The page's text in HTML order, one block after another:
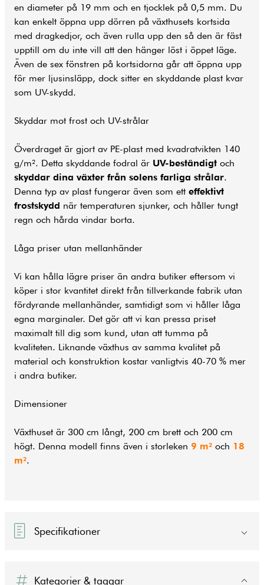
en diameter på 19 mm och en tjocklek på 0,5 mm. Du
kan enkelt öppna upp dörren på växthusets kortsida
med dragkedjor, och även rulla upp den så den är fäst
upptill om du inte vill att den hänger löst i öppet läge.
Även de sex fönstren på kortsidorna går att öppna upp
för mer ljusinsläpp, dock sitter en skyddande plast kvar
som UV-skydd.
Skyddar mot frost och UV-strålar
Överdraget är gjort av PE-plast med kvadratvikten 140
g/m². Detta skyddande fodral är UV-beständigt och
skyddar dina växter från solens farliga strålar.
Denna typ av plast fungerar även som ett effektivt
frostskydd när temperaturen sjunker, och håller tungt
regn och hårda vindar borta.
Låga priser utan mellanhänder
Vi kan hålla lägre priser än andra butiker eftersom vi
köper i stor kvantitet direkt från tillverkande fabrik utan
fördyrande mellanhänder, samtidigt som vi håller låga
egna marginaler. Det gör att vi kan pressa priset
maximalt till dig som kund, utan att tumma på
kvaliteten. Liknande växthus av samma kvalitet på
material och konstruktion kostar vanligtvis 40-70 % mer
i andra butiker.
Dimensioner
Växthuset är 300 cm långt, 200 cm brett och 200 cm
högt. Denna modell finns även i storleken 9 m² och 18
m².
Specifikationer
Kategorier & taggar